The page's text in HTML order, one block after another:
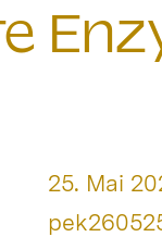
Datum:
25. Mai
Von: